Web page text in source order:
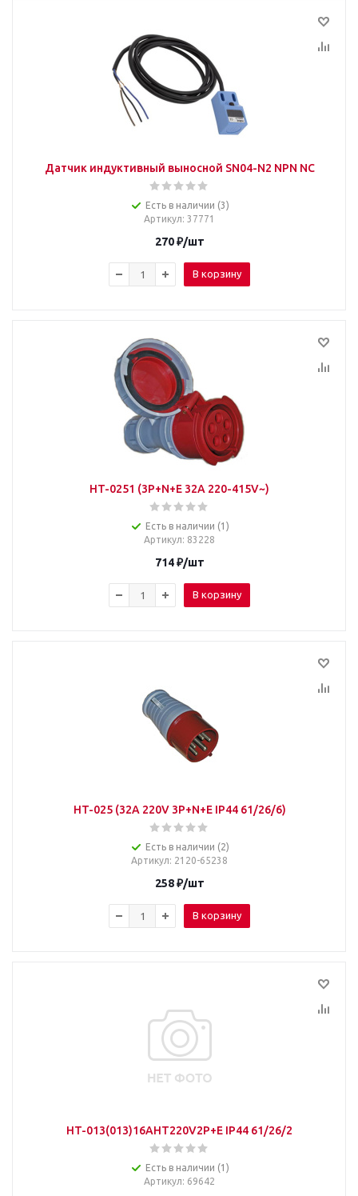
Датчик индуктивный выносной SN04-N2 NPN NC
Есть в наличии (3)
Артикул: 37771
270₽/шт
В корзину
HT-0251 (3P+N+E 32A 220-415V~)
Есть в наличии (1)
Артикул: 83228
714₽/шт
В корзину
HT-025 (32A 220V 3P+N+E IP44 61/26/6)
Есть в наличии (2)
Артикул: 2120-65238
258₽/шт
В корзину
HT-013(013)16AHT220V2P+E IP44 61/26/2
Есть в наличии (1)
Артикул: 69642